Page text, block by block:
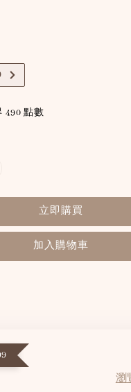
490 點數
立即購買
加入購物車
瀏